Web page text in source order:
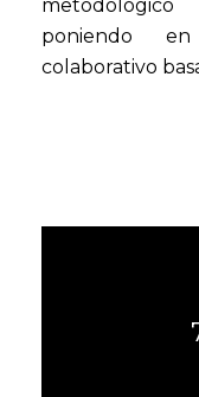
metodológico
poniendo
colaborativo